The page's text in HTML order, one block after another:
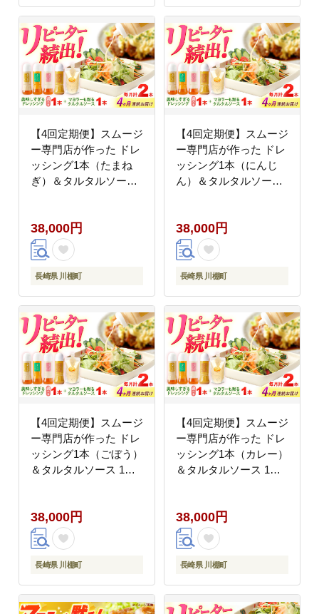
マネギドレッシング ニ
ンジン
【4回定期便】スムージ
ー専門店が作った ドレ
ッシング1本（たまね
ぎ）＆タルタルソース
38,000円
長崎県 川棚町
【4回定期便】スムージ
ー専門店が作った ドレ
ッシング1本（にんじ
ん）＆タルタルソース
38,000円
長崎県 川棚町
【4回定期便】スムージ
ー専門店が作った ドレ
ッシング1本（ごぼう）
＆タルタルソース 1個
38,000円
長崎県 川棚町
【4回定期便】スムージ
ー専門店が作った ドレ
ッシング1本（カレー）
＆タルタルソース 1個
38,000円
長崎県 川棚町